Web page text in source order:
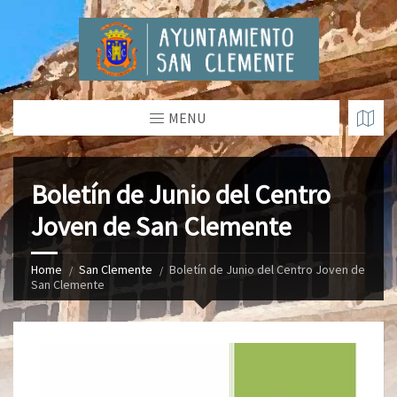
MENU
Boletín de Junio del Centro
Joven de San Clemente
Home San Clemente
Boletín de Junio del Centro Joven de
San Clemente